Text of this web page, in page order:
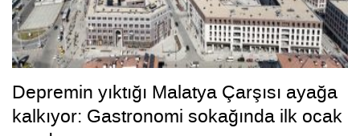
Depremin yıktığı Malatya Çarşısı ayağa
kalkıyor: Gastronomi sokağında ilk ocak